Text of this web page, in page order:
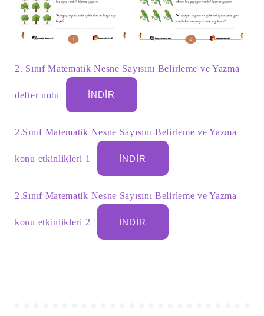
2. Sınıf Matematik Nesne Sayısını Belirleme ve Yazma
defter notu İNDIR
2.Sınıf Matematik Nesne Sayısını Belirleme ve Yazma
konu etkinlikleri 1 İNDIR
2.Sınıf Matematik Nesne Sayısını Belirleme ve Yazma
konu etkinlikleri 2 İNDIR